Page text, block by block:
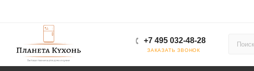
+7 495 032-48-28
ЗАКАЗАТЬ ЗВОНОК